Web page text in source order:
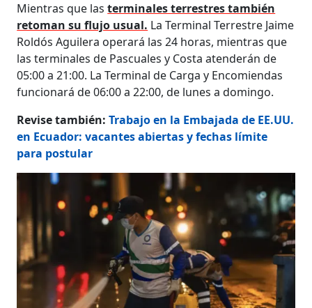
Mientras que lasterminales terrestres también
retoman su flujo usual. La Terminal Terrestre Jaime
Roldós Aguilera operará las 24 horas, mientras que
las terminales de Pascuales y Costa atenderán de
05:00 a 21:00. La Terminal de Carga y Encomiendas
funcionará de 06:00 a 22:00, de lunes a domingo.
Revise también:Trabajo en la Embajada de EE.UU.
en Ecuador: vacantes abiertas y fechas límite
para postular